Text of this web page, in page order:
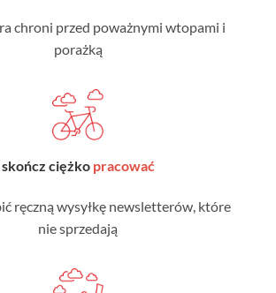
chroni przed poważnymi wtopami i
porażką
skończ ciężko pracować
ręczną wysyłkę newsletterów, które
nie sprzedają